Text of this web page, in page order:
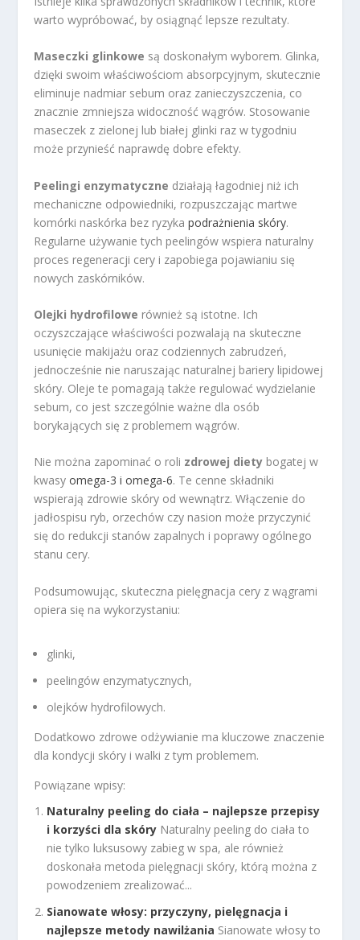
warto wypróbować, by osiągnąć lepsze rezultaty.
Maseczki glinkowe są doskonałym wyborem. Glinka,
dzięki swoim właściwościom absorpcyjnym, skutecznie
eliminuje nadmiar sebum oraz zanieczyszczenia, co
znacznie zmniejsza widoczność wągrów. Stosowanie
maseczek z zielonej lub białej glinki raz w tygodniu
może przynieść naprawdę dobre efekty.
Peelingi enzymatyczne działają łagodniej niż ich
mechaniczne odpowiedniki, rozpuszczając martwe
komórki naskórka bez ryzykapodrażnienia skóry.
Regularne używanie tych peelingów wspiera naturalny
proces regeneracji cery i zapobiega pojawianiu się
nowych zaskórników.
Olejki hydrofilowe również są istotne. Ich
oczyszczające właściwości pozwalają na skuteczne
usunięcie makijażu oraz codziennych zabrudzeń,
jednocześnie nie naruszając naturalnej bariery lipidowej
skóry. Oleje te pomagają także regulować wydzielanie
sebum, co jest szczególnie ważne dla osób
borykających się z problemem wągrów.
Nie można zapominać o roli zdrowej diety bogatej w
kwasyomega-3 i omega-6. Te cenne składniki
wspierają zdrowie skóry od wewnątrz. Włączenie do
jadłospisu ryb, orzechów czy nasion może przyczynić
się do redukcji stanów zapalnych i poprawy ogólnego
stanu cery.
Podsumowując, skuteczna pielęgnacja cery z wągrami
opiera się na wykorzystaniu:
glinki,
peelingów enzymatycznych,
olejków hydrofilowych.
Dodatkowo zdrowe odżywianie ma kluczowe znaczenie
dla kondycji skóry i walki z tym problemem.
Powiązane wpisy:
Naturalny peeling do ciała – najlepsze przepisy
i korzyści dla skóry Naturalny peeling do ciała to
nie tylko luksusowy zabieg w spa, ale również
doskonała metoda pielęgnacji skóry, którą można z
powodzeniem zrealizować...
Sianowate włosy: przyczyny, pielęgnacja i
najlepsze metody nawilżania Sianowate włosy to